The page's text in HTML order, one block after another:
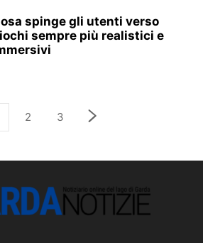
spinge gli utenti verso
sempre più realistici e
2 3